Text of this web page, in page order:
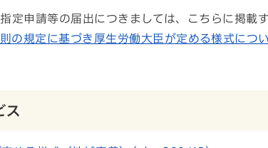
定申請等の届出につきましては、こちらに掲載
の規定に基づき厚生労働大臣が定める様式につ
ス